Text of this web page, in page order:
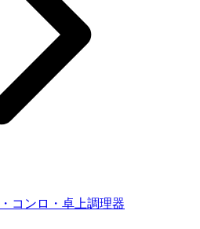
コンロ・卓上調理器